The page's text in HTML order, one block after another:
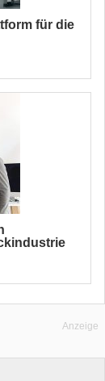
für die
Anzeige